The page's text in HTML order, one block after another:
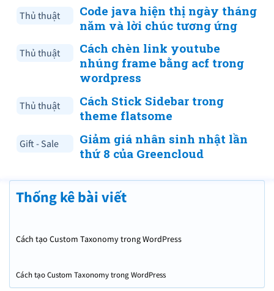
Thủ thuật
Code java hiện thị ngày tháng
năm và lời chúc tương ứng
Thủ thuật
Cách chèn link youtube
nhúng frame bằng acf trong
wordpress
Thủ thuật
Cách Stick Sidebar trong
theme flatsome
Gift - Sale
Giảm giá nhân sinh nhật lần
thứ 8 của Greencloud
Thống kê bài viết
Cách tạo Custom Taxonomy trong WordPress
Cách tạo Custom Taxonomy trong WordPress